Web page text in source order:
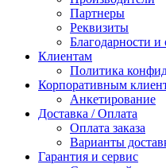
Партнеры
Реквизиты
Благодарности
Клиентам
Политика
Корпоративным
Анкетирование
Доставка / Оплата
Оплата заказа
Варианты
Гарантия и сервис